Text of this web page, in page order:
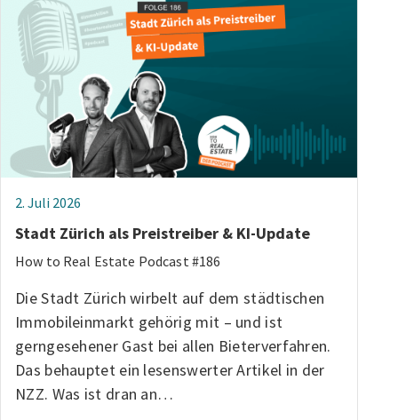
2. Juli 2026
Stadt Zürich als Preistreiber & KI-Update
How to Real Estate Podcast #186
Die Stadt Zürich wirbelt auf dem städtischen
Immobileinmarkt gehörig mit – und ist
gerngesehener Gast bei allen Bieterverfahren.
Das behauptet ein lesenswerter Artikel in der
NZZ. Was ist dran an…